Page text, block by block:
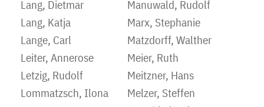
Lang, Dietmar
Lang, Katja
Lange, Carl
Leiter, Annerose
Letzig, Rudolf
Lommatzsch, Ilona
Manuwald, Rudolf
Marx, Stephanie
Matzdorff, Walther
Meier, Ruth
Meitzner, Hans
Melzer, Steffen